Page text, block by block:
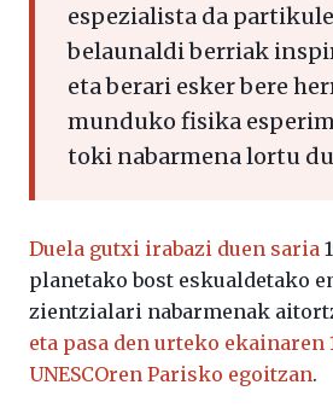
espezialista da
belaunaldi berriak
eta berari esker bere
munduko fisika
toki nabarmena lortu
Duela gutxi irabazi duen saria
planetako bost eskualdetako
zientzialari nabarmenak
eta pasa den urteko ekainaren
UNESCOren Parisko egoitzan.